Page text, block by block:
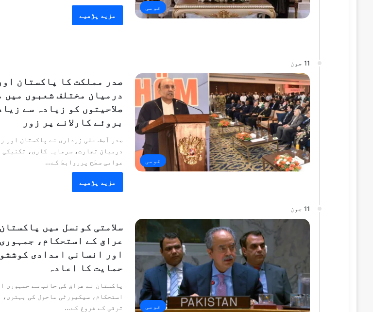
قومی
مزید پڑھیے
11 جون
قومی
صدر مملکت کا پاکستان
درمیان مختلف شعبوں میں
صلاحیتوں کو زیادہ سے
بروئے کارلانے پر زور
صدر آصف علی زرداری نے پاکستان اور
درمیان تجارت، سرمایہ کاری، تکنیکی
عوامی سطح پرروابط کے…
مزید پڑھیے
11 جون
قومی
سلامتی کونسل میں
عراق کے استحکام،
اور انسانی امدادی
حمایت کا اعادہ
پاکستان نے عراق کی جانب سے جمہوری
استحکام، سیکیورٹی ماحول کی بہتری،
ترقی کے فروغ کے…